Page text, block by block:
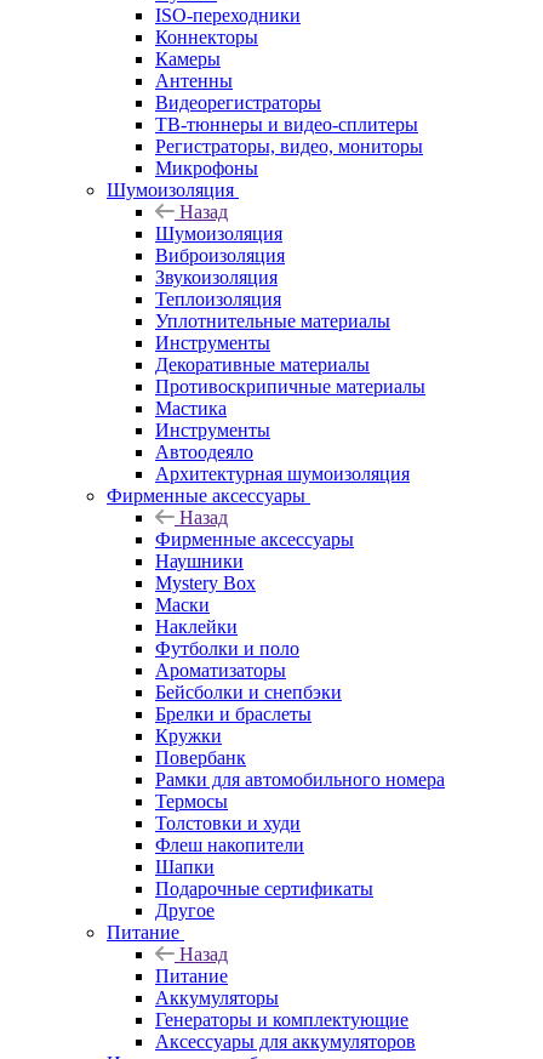
ISO-переходники
Коннекторы
Камеры
Антенны
Видеорегистраторы
ТВ-тюннеры и видео-сплитеры
Регистраторы, видео, мониторы
Микрофоны
Шумоизоляция
Назад
Шумоизоляция
Виброизоляция
Звукоизоляция
Теплоизоляция
Уплотнительные материалы
Инструменты
Декоративные материалы
Противоскрипичные материалы
Мастика
Инструменты
Автоодеяло
Архитектурная шумоизоляция
Фирменные аксессуары
Назад
Фирменные аксессуары
Наушники
Mystery Box
Маски
Наклейки
Футболки и поло
Ароматизаторы
Бейсболки и снепбэки
Брелки и браслеты
Кружки
Повербанк
Рамки для автомобильного номера
Термосы
Толстовки и худи
Флеш накопители
Шапки
Подарочные сертификаты
Другое
Питание
Назад
Питание
Аккумуляторы
Генераторы и комплектующие
Аксессуары для аккумуляторов